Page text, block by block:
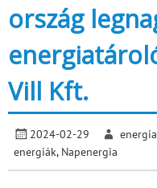
ország
Vill Kft.
2024-02-29
energiák, Napenergia